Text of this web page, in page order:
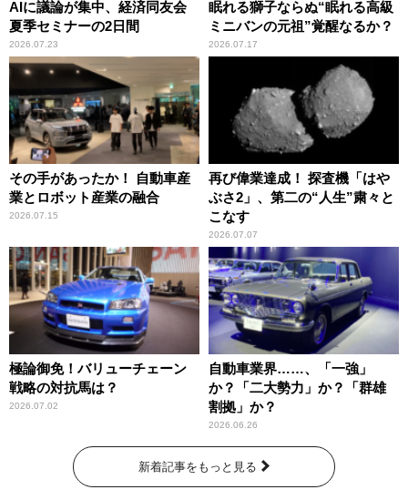
AIに議論が集中、経済同友会
夏季セミナーの2日間
2026.07.23
眠れる獅子ならぬ“眠れる高級
ミニバンの元祖”覚醒なるか？
2026.07.17
その手があったか！ 自動車産
業とロボット産業の融合
2026.07.15
再び偉業達成！ 探査機「はや
ぶさ2」、第二の“人生”粛々と
こなす
2026.07.07
極論御免！バリューチェーン
戦略の対抗馬は？
2026.07.02
自動車業界……、「一強」
か？「二大勢力」か？「群雄
割拠」か？
2026.06.26
新着記事をもっと見る